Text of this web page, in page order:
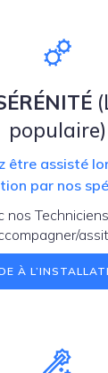
populaire)
être assisté
par nos
nos
À